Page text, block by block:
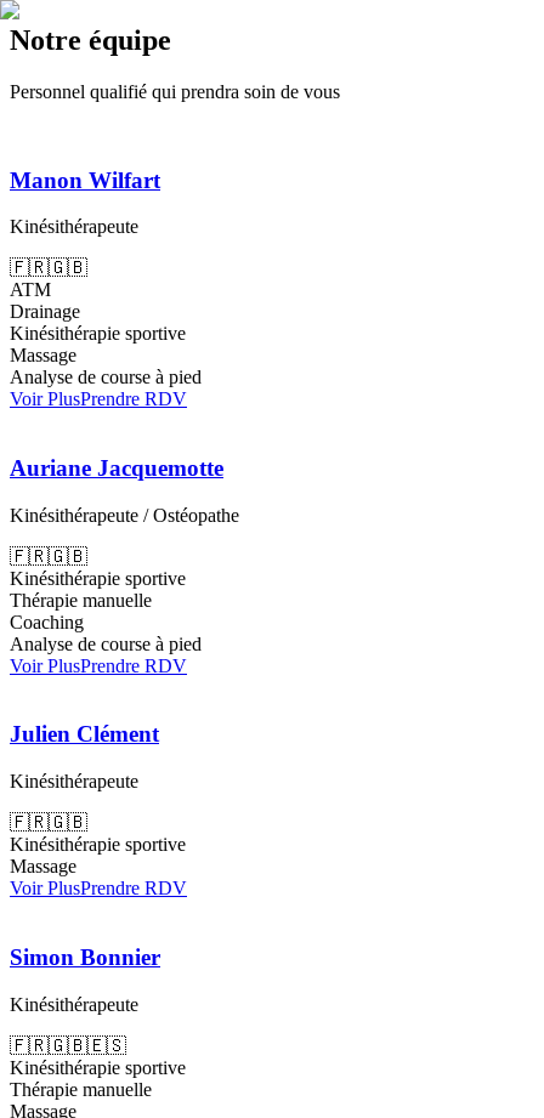
Notre équipe
Personnel qualifié qui prendra soin de vous
Manon Wilfart
Kinésithérapeute
🇫🇷🇬🇧
ATM
Drainage
Kinésithérapie sportive
Massage
Analyse de course à pied
Voir PlusPrendre RDV
Auriane Jacquemotte
Kinésithérapeute / Ostéopathe
🇫🇷🇬🇧
Kinésithérapie sportive
Thérapie manuelle
Coaching
Analyse de course à pied
Voir PlusPrendre RDV
Julien Clément
Kinésithérapeute
🇫🇷🇬🇧
Kinésithérapie sportive
Massage
Voir PlusPrendre RDV
Simon Bonnier
Kinésithérapeute
🇫🇷🇬🇧🇪🇸
Kinésithérapie sportive
Thérapie manuelle
Massage